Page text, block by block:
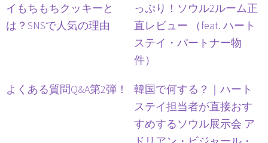
イもちもちクッキーと
は？SNSで人気の理由
っぷり！ソウル2ルーム正
直レビュー （feat. ハート
ステイ・パートナー物
件）
よくある質問Q&A第2弾！
韓国で何する？｜ハート
ステイ担当者が直接おす
すめするソウル展示会 ア